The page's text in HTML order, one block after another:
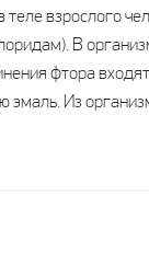
взрослого
В
фтора входят
эмаль. Из